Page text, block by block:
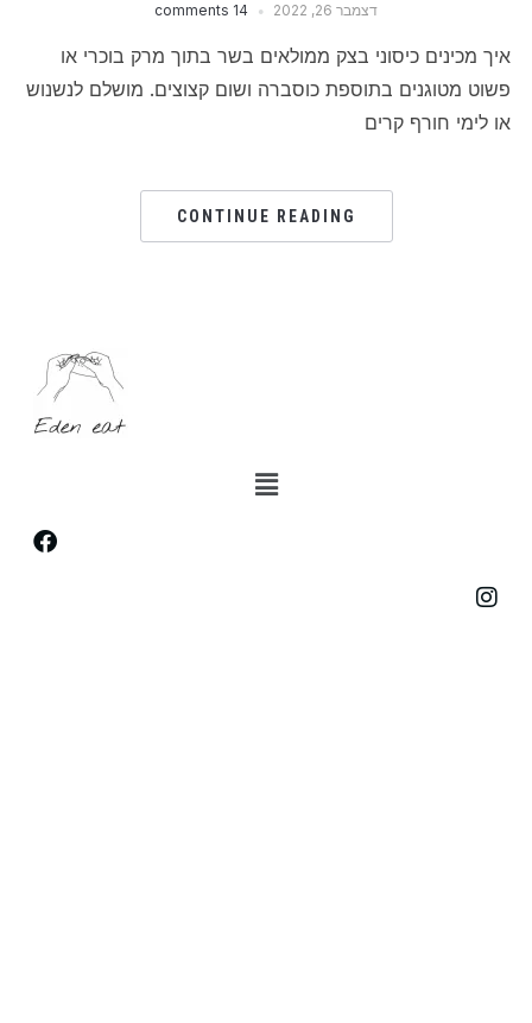
דצמבר 26, 2022 14 comments
איך מכינים כיסוני בצק ממולאים בשר בתוך מרק בוכרי או
פשוט מטוגנים בתוספת כוסברה ושום קצוצים. מושלם לנשנוש
או לימי חורף קרים
CONTINUE READING